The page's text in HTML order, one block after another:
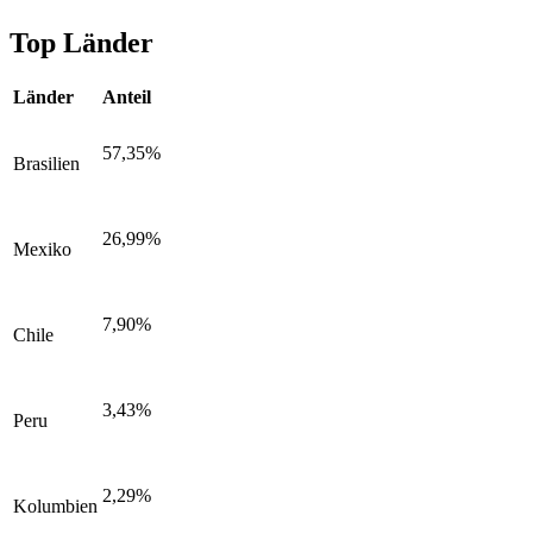
Top Länder
Länder Anteil
Brasilien
57,35%
Mexiko
26,99%
Chile
7,90%
Peru
3,43%
Kolumbien
2,29%